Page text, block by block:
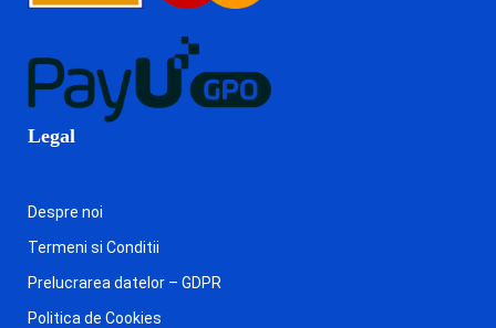
Legal
Despre noi
Termeni si Conditii
Prelucrarea datelor – GDPR
Politica de Cookies